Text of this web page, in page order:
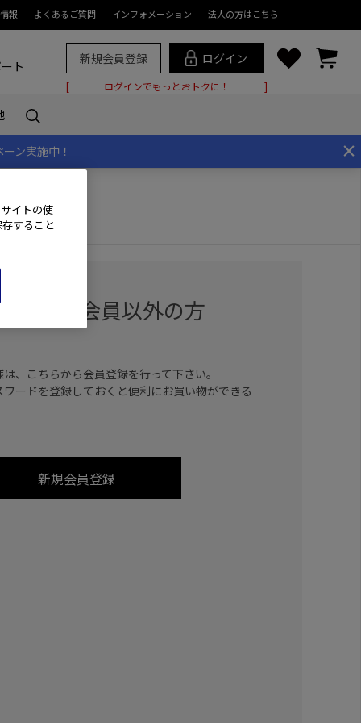
報 よくあるご質問 インフォメーション 法人の方はこちら
ト 新規会員登録 ログイン
ログインでもっとおトクに！
×
ン実施中！
の方・会員以外の方
、こちらから会員登録を行って下さい。
ードを登録しておくと便利にお買い物ができる
イトの使
すること